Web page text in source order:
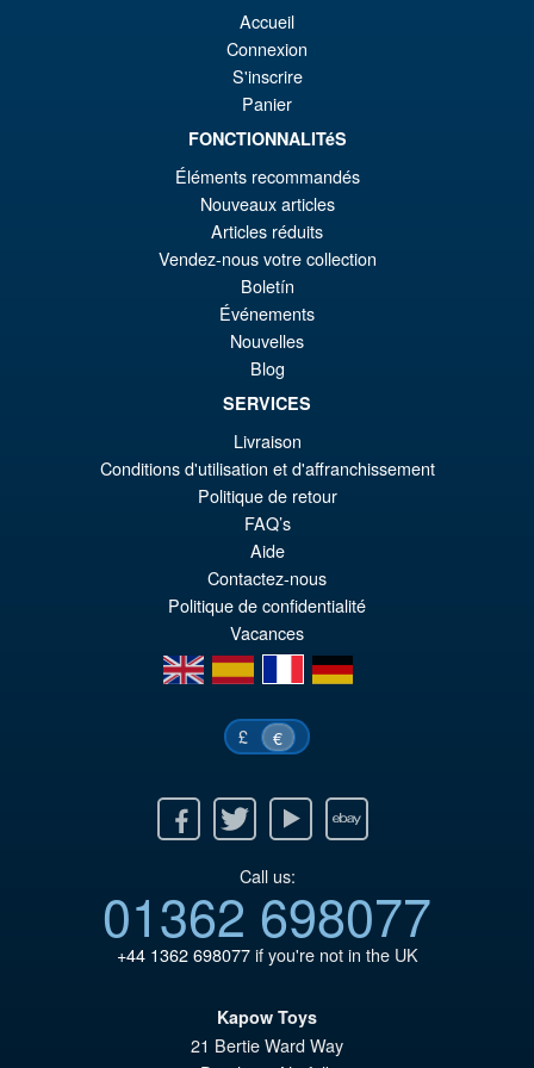
Bandai S.H.Figuarts One
Piece Shanks Summit War of
Marineford Action Figure
PRE ORDENA
LPZZ UPFinegures DC
Comics – Absolute Batman
1/12 Scale Action Figure
PRE ORDENA
Accueil
Connexion
S'inscrire
Panier
FONCTIONNALITéS
Éléments recommandés
Nouveaux articles
Articles réduits
Vendez-nous votre collection
Boletín
Événements
Nouvelles
Blog
SERVICES
Livraison
Conditions d'utilisation et d'affranchissement
Politique de retour
FAQ’s
Aide
Contactez-nous
Politique de confidentialité
Vacances
en
es fr de
£ €
Twitter Youtube Ebay
Call us:
01362 698077
+44 1362 698077if you're not in the UK
Kapow Toys
21 Bertie Ward Way